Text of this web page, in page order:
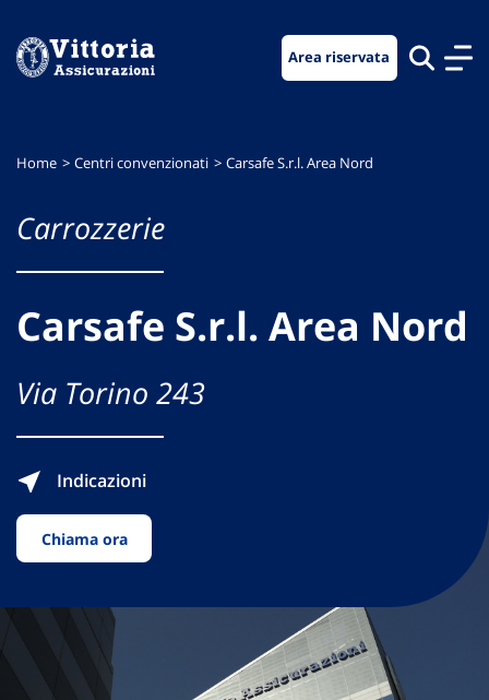
menu
contenuto
footer
Area riservata
Home Centri convenzionati Carsafe S.r.l. Area Nord
Carrozzerie
Carsafe S.r.l. Area Nord
Via Torino 243
Indicazioni
Chiama ora